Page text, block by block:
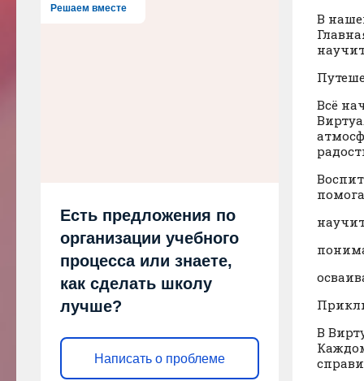
В
Всё
В
Решаем вместе
Есть предложения по
организации учебного
процесса или знаете,
как сделать школу
лучше?
Написать о проблеме